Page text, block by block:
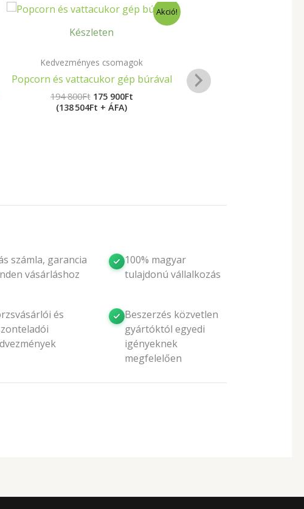
Akció!
Készleten
Kedvezményes csomagok
Popcorn és vattacukor gép búrával
194 800Ft
Original
was:
194
175 900Ft
Current
price
(138 504Ft + ÁFA)
számla, garancia
vásárláshoz
100% magyar
tulajdonú vállalkozás
és
Beszerzés közvetlen
gyártóktól egyedi
igényeknek
megfelelően